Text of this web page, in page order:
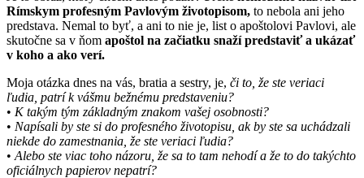
Rímskym profesným Pavlovým životopisom, to nebola ani jeho
predstava. Nemal to byť, a ani to nie je, list o apoštolovi Pavlovi, ale
skutočne sa v ňom apoštol na začiatku snaží predstaviť a ukázať
v koho a ako verí.
Moja otázka dnes na vás, bratia a sestry, je, či to, že ste veriaci
ľudia, patrí k vášmu bežnému predstaveniu?
• K takým tým základným znakom vašej osobnosti?
• Napísali by ste si do profesného životopisu, ak by ste sa uchádzali
niekde do zamestnania, že ste veriaci ľudia?
• Alebo ste viac toho názoru, že sa to tam nehodí a že to do takýchto
oficiálnych papierov nepatrí?